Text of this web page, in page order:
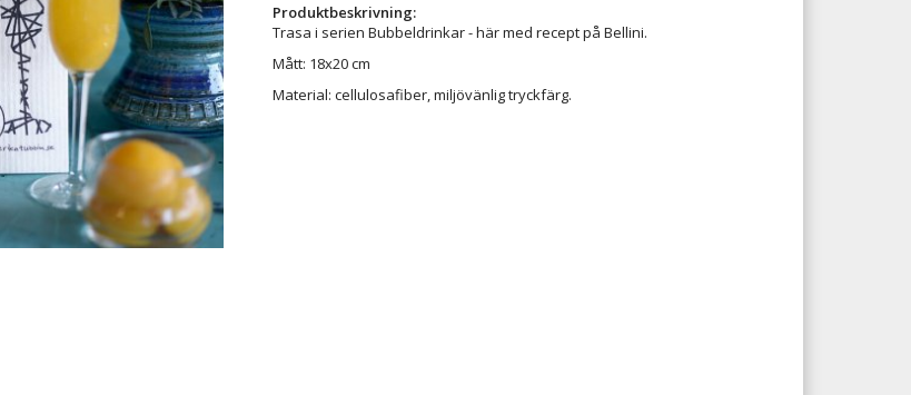
Produktbeskrivning:
Trasa i serien Bubbeldrinkar - här med recept på Bellini.
Mått: 18x20 cm
Material: cellulosafiber, miljövänlig tryckfärg.